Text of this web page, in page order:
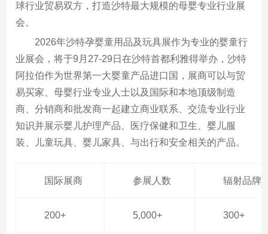
球行业贸易双方，打造沙特最大规模的母婴专业行业展
会。
2026年沙特孕婴童用品及玩具展作为专业的婴童行
业展会，将于9月27-29日在沙特首都利雅得举办，沙特
阿拉伯作为世界第一大婴童产品进口国，展商可以与贸
易买家、母婴行业专业人士以及国际和本地顶级制造
商、分销商和批发商一起建立商业联系、交流专业行业
知识并展示婴儿护理产品、医疗保健和卫生、婴儿服
装、儿童玩具、婴儿家具、与出行和安全相关的产品。
国际展商 参展人数 辐射品牌
200+ 5,000+ 300+